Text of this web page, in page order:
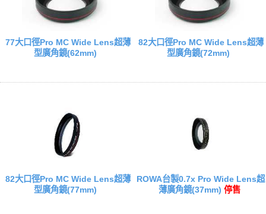
77大口徑Pro MC Wide Lens超薄
型廣角鏡(62mm)
82大口徑Pro MC Wide Lens超薄
型廣角鏡(72mm)
82大口徑Pro MC Wide Lens超薄
型廣角鏡(77mm)
ROWA台製0.7x Pro Wide Lens超
薄廣角鏡(37mm) 停售